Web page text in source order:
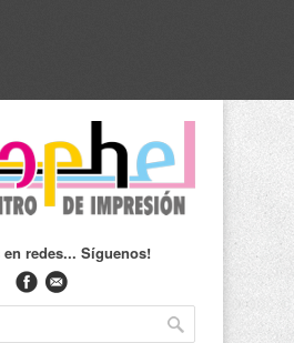
en redes... Síguenos!